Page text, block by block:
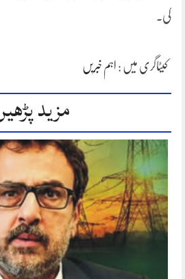
کی۔
کیٹاگری میں : اہم خبریں
مزید